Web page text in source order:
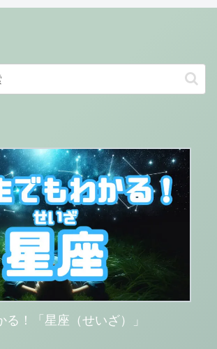
る！「星座（せいざ）」